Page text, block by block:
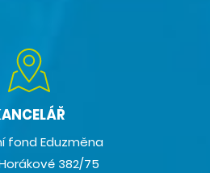
fond Eduzměna
382/75